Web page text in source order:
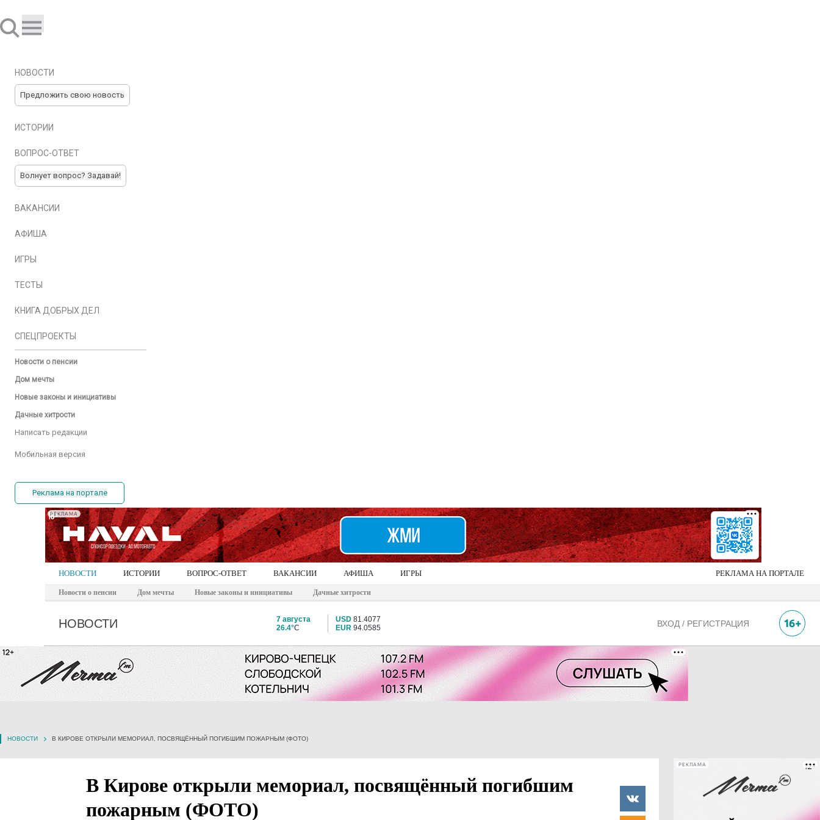
НОВОСТИ
Предложить свою новость
ИСТОРИИ
ВОПРОС-ОТВЕТ
Волнует вопрос? Задавай!
ВАКАНСИИ
АФИША
ИГРЫ
ТЕСТЫ
КНИГА ДОБРЫХ ДЕЛ
СПЕЦПРОЕКТЫ
Новости о пенсии
Дом мечты
Новые законы и инициативы
Дачные хитрости
Написать редакции
Мобильная версия
Реклама на портале
РЕКЛАМА
НОВОСТИ ИСТОРИИ ВОПРОС-ОТВЕТ ВАКАНСИИ АФИША ИГРЫ РЕКЛАМА НА ПОРТАЛЕ
Новости о пенсии Дом мечты Новые законы и инициативы Дачные хитрости
НОВОСТИ
7 августа
26.4°C
USD 81.4077
EUR 94.0585 ВХОД / РЕГИСТРАЦИЯ
НОВОСТИ В КИРОВЕ ОТКРЫЛИ МЕМОРИАЛ, ПОСВЯЩЁННЫЙ ПОГИБШИМ ПОЖАРНЫМ (ФОТО)
В Кирове открыли мемориал, посвящённый погибшим
пожарным (ФОТО)
РЕКЛАМА